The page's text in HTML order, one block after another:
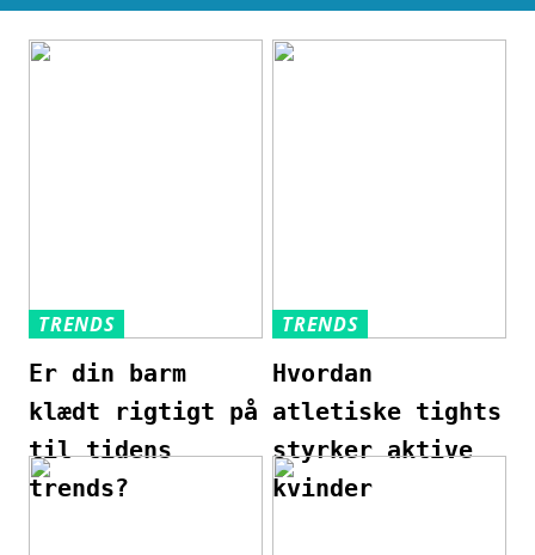
TRENDS
Er din barm
klædt rigtigt på
til tidens
trends?
TRENDS
Hvordan
atletiske tights
styrker aktive
kvinder